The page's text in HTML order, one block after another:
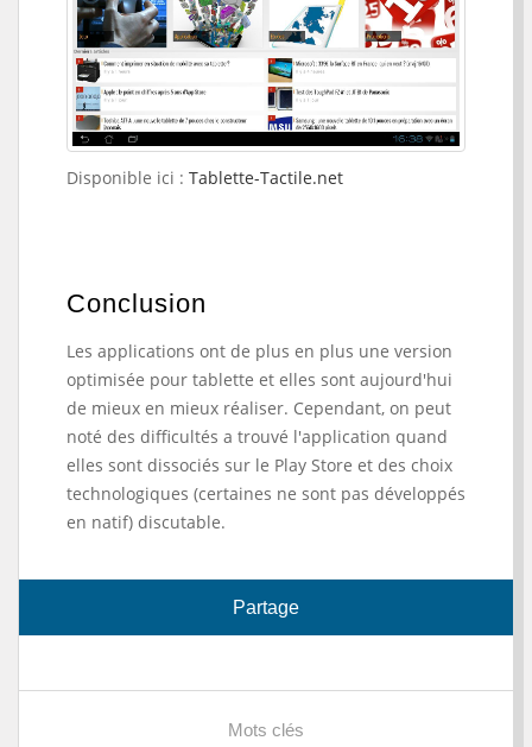
Disponible ici : Tablette-Tactile.net
Conclusion
Les applications ont de plus en plus une version
optimisée pour tablette et elles sont aujourd'hui
de mieux en mieux réaliser. Cependant, on peut
noté des difficultés a trouvé l'application quand
elles sont dissociés sur le Play Store et des choix
technologiques (certaines ne sont pas développés
en natif) discutable.
Partage
Mots clés